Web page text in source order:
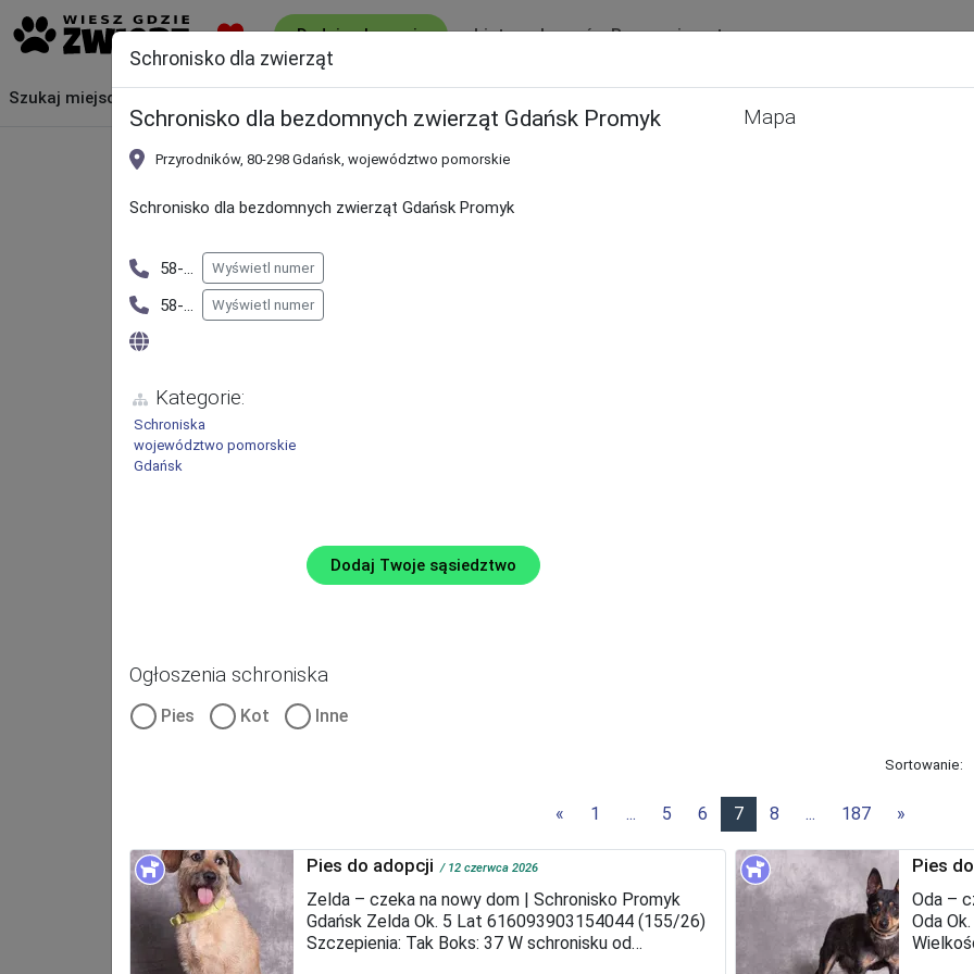
Schronisko dla zwierząt
Schronisko dla bezdomnych zwierząt Gdańsk Promyk
Przyrodników, 80-298 Gdańsk, województwo pomorskie
Schronisko dla bezdomnych zwierząt Gdańsk Promyk
58-... Wyświetl numer
58- Wyświetl numer
Kategorie:
Schroniska
województwo pomorskie
Gdańsk
Dodaj Twoje sąsiedztwo
Mapa
Ogłoszenia schroniska
Pies Kot Inne
Sortowanie:
« 1 ... 5 6 7 8 ... 187 »
Pies do adopcji 12 czerwca 2026
Zelda – czeka na nowy dom | Schronisko Promyk
Gdańsk Zelda Ok. 5 Lat 616093903154044 (155/26)
Szczepienia: Tak Boks: 37 W schronisku od
Pies
Oda –
Oda
Szukaj miejsca
Dodaj ogłoszenie Lista ogłoszeń Baza zwierząt